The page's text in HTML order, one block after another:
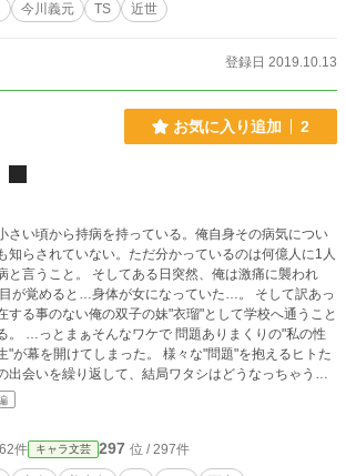
今川義元 TS 近世
登録日 2019.10.13
お気に入り追加 2
さい頃から持病を持っている。俺自身その病気につい
知らされていない。ただ分かっているのは何億人に1人
と言うこと。 そしてある日突然、俺は激痛に襲われ
が覚めると…身体が女になっていた…。 そして訳あっ
する事のない俺の双子の妹"衣瑠"として学校へ通うこと
りまくりの"私の性
を開けてしまった。 様々な"問題"を抱えるヒトた
出会いを繰り返して、結局ワタシはどうなっちゃうん
だろ… はぁ…
件 キャラ文芸 297 位 / 297件